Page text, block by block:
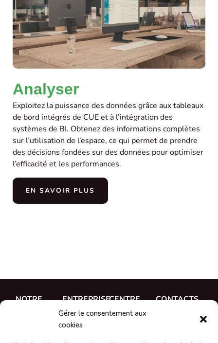
Gérer le consentement aux
cookies
Analyser
Exploitez la puissance des données grâce aux tableaux
de bord intégrés de CUE et à l’intégration des
systèmes de BI. Obtenez des informations complètes
sur l’utilisation de l’espace, ce qui permet de prendre
des décisions fondées sur des données pour optimiser
l’efficacité et les performances.
EN SAVOIR PLUS
NOTRE
ENTREPRISE
A propos de
CENTRE
D'AIDE
CONTACTS